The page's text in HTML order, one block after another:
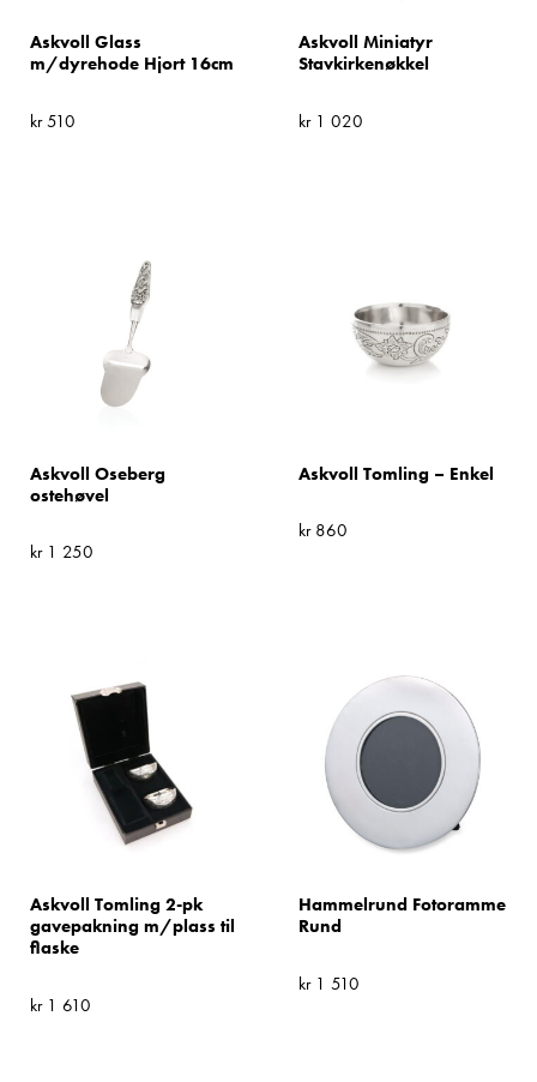
Askvoll Glass
m/dyrehode Hjort 16cm
kr510
Askvoll Miniatyr
Stavkirkenøkkel
kr1 020
Askvoll Oseberg
ostehøvel
kr1 250
Askvoll Tomling – Enkel
kr860
Askvoll Tomling 2-pk
gavepakning m/plass til
flaske
kr1 610
Hammelrund Fotoramme
Rund
kr1 510